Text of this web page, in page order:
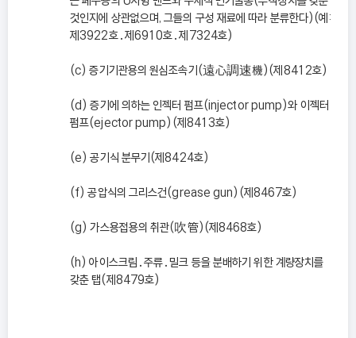
것인지에 상관없으며, 그들의 구성 재료에 따라 분류한다)(예:
제3922호․제6910호․제7324호)
(c) 증기기관용의 원심조속기(遠心調速機)(제8412호)
(d) 증기에 의하는 인젝터 펌프(injector pump)와 이젝터
펌프(ejector pump)(제8413호)
(e) 공기식 분무기(제8424호)
(f) 공압식의 그리스건(grease gun)(제8467호)
(g) 가스용접용의 취관(吹管)(제8468호)
(h) 아이스크림․주류․밀크 등을 분배하기 위한 계량장치를
갖춘 탭(제8479호)